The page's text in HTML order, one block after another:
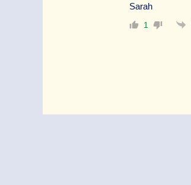
Sarah
1